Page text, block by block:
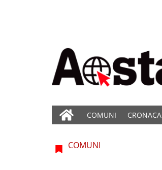
COMUNI CRONACA
COMUNI